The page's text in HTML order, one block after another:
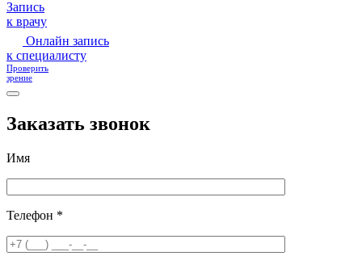
Запись
к врачу
Онлайн запись
к специалисту
Проверить
зрение
Заказать звонок
Имя
Телефон *